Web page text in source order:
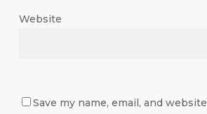
Website
Save my name, email, and